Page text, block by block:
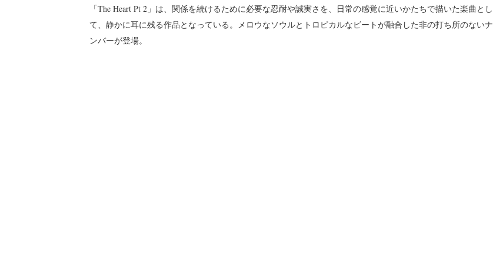
「The Heart Pt 2」は、関係を続けるために必要な忍耐や誠実さを、日常の感覚に近いかたちで描いた楽曲とし
て、静かに耳に残る作品となっている。メロウなソウルとトロピカルなビートが融合した非の打ち所のないナ
ンバーが登場。